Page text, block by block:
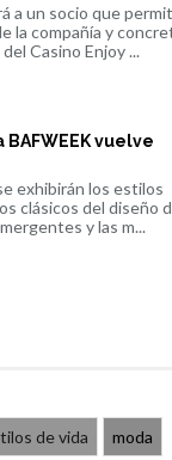
a un socio que
la compañía y
Casino Enjoy ...
vuelve
exhibirán los estilos
clásicos del diseño
y las m...
de vida moda